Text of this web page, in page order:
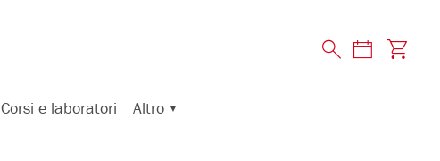
Corsi e laboratori Altro